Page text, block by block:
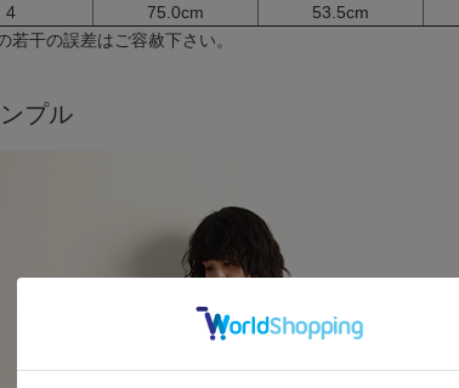
4
75.0cm 53.5cm
若干の誤差はご容赦下さい。
プル